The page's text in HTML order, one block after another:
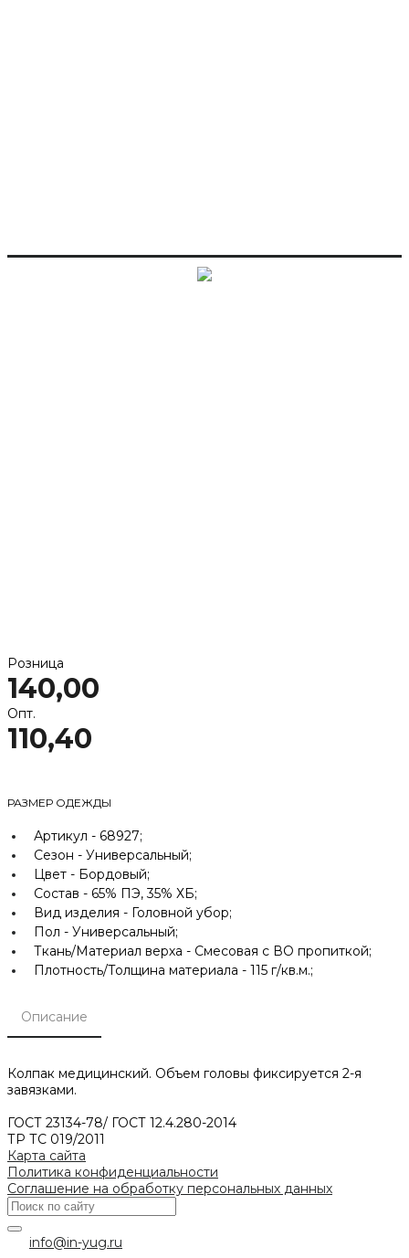
Розница
140,00
Опт.
110,40
РАЗМЕР ОДЕЖДЫ
Артикул - 68927;
Сезон - Универсальный;
Цвет - Бордовый;
Состав - 65% ПЭ, 35% ХБ;
Вид изделия - Головной убор;
Пол - Универсальный;
Ткань/Материал верха - Смесовая с ВО пропиткой;
Плотность/Толщина материала - 115 г/кв.м.;
Описание
Колпак медицинский. Объем головы фиксируется 2-я
завязками.
ГОСТ 23134-78/ ГОСТ 12.4.280-2014
ТР ТС 019/2011
Карта сайта
Политика конфиденциальности
Соглашение на обработку персональных данных
info@in-yug.ru